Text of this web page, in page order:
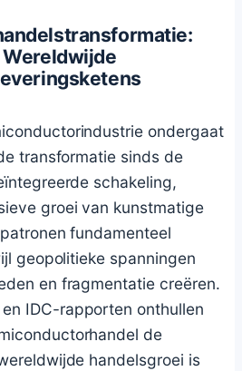
ondergaat
transformatie sinds de
schakeling,
groei van kunstmatige
fundamenteel
geopolitieke spanningen
en fragmentatie creëren.
IDC-rapporten onthullen
de
handelsgroei is